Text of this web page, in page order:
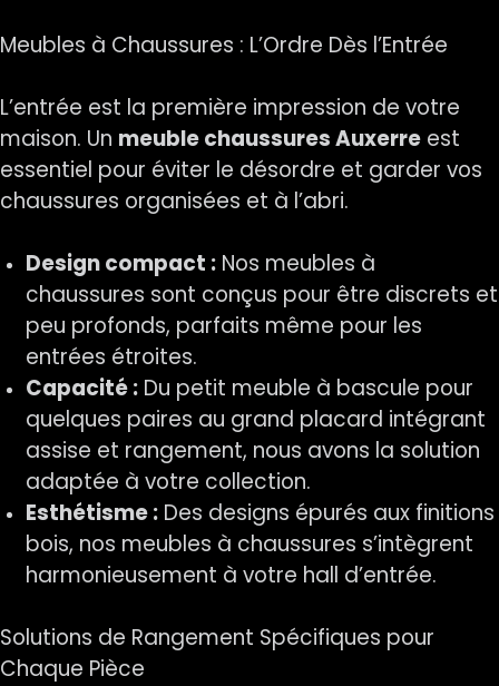
Meubles à Chaussures : L’Ordre Dès l’Entrée
L’entrée est la première impression de votre
maison. Un meuble chaussures Auxerre est
essentiel pour éviter le désordre et garder vos
chaussures organisées et à l’abri.
Design compact :Nos meubles à
chaussures sont conçus pour être discrets et
peu profonds, parfaits même pour les
entrées étroites.
Capacité :Du petit meuble à bascule pour
quelques paires au grand placard intégrant
assise et rangement, nous avons la solution
adaptée à votre collection.
Esthétisme :Des designs épurés aux finitions
bois, nos meubles à chaussures s’intègrent
harmonieusement à votre hall d’entrée.
Solutions de Rangement Spécifiques pour
Chaque Pièce